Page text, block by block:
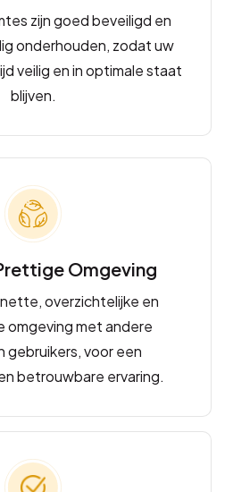
zijn goed beveiligd en
onderhouden, zodat uw
veilig en in optimale staat
blijven.
Omgeving
overzichtelijke en
omgeving met andere
gebruikers, voor een
betrouwbare ervaring.